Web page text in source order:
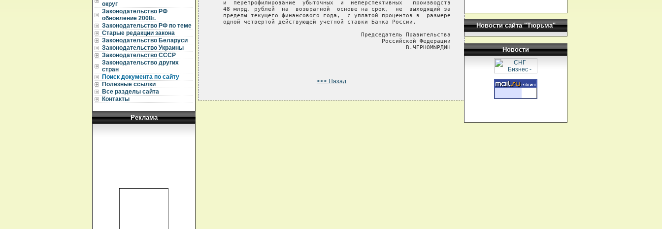
округ
Законодательство РФ
обновление 2008г.
Законодательство РФ по теме
Старые редакции закона
Законодательство Беларуси
Законодательство Украины
Законодательство СССР
Законодательство других
стран
Поиск документа по сайту
Полезные ссылки
Все разделы сайта
Контакты
Реклама
   и  перепрофилирование  убыточных  и  неперспективных   производств
   48 млрд. рублей  на  возвратной  основе на срок,  не  выходящий за
   пределы текущего финансового года,  с уплатой процентов в  размере
   одной четвертой действующей учетной ставки Банка России.
                                           Председатель Правительства
                                                 Российской Федерации
                                                        В.ЧЕРНОМЫРДИН
<<< Назад
Новости сайта "Тюрьма"
Новости